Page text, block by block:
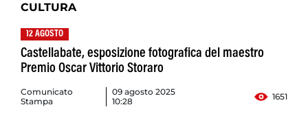
CULTURA
12 AGOSTO
Castellabate, esposizione fotografica del maestro
Premio Oscar Vittorio Storaro
Comunicato
Stampa
09 agosto 2025
10:28
1651